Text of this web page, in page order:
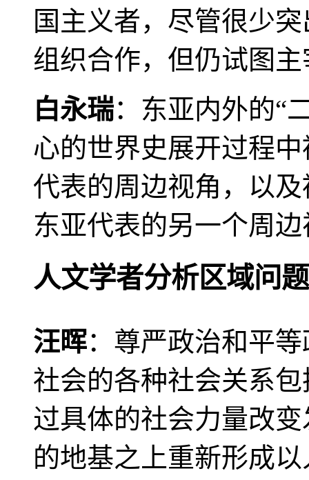
国主义者，尽管很少
组织合作，但仍试图
白永瑞：东亚内外的“
心的世界史展开过程
代表的周边视角，以
东亚代表的另一个周
人文学者分析区域问题
汪晖：尊严政治和平
社会的各种社会关系
过具体的社会力量改
的地基之上重新形成